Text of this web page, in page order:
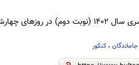
مورخ ۱۴ و ۱۵ تیر برگزار خواهد شد.
جاماندگان، کنکور